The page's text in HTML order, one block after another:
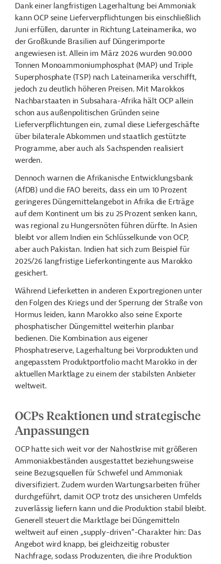
Dank einer langfristigen Lagerhaltung bei Ammoniak
kann OCP seine Lieferverpflichtungen bis einschließlich
Juni erfüllen, darunter in Richtung Lateinamerika, wo
der Großkunde Brasilien auf Düngerimporte
angewiesen ist. Allein im März 2026 wurden 90.000
Tonnen Monoammoniumphosphat (MAP) und Triple
Superphosphate (TSP) nach Lateinamerika verschifft,
jedoch zu deutlich höheren Preisen. Mit Marokkos
Nachbarstaaten in Subsahara-Afrika hält OCP allein
schon aus außenpolitischen Gründen seine
Lieferverpflichtungen ein, zumal diese Liefergeschäfte
über bilaterale Abkommen und staatlich gestützte
Programme, aber auch als Sachspenden realisiert
werden.
Dennoch warnen die Afrikanische Entwicklungsbank
(AfDB) und die FAO bereits, dass ein um 10 Prozent
geringeres Düngemittelangebot in Afrika die Erträge
auf dem Kontinent um bis zu 25 Prozent senken kann,
was regional zu Hungersnöten führen dürfte. In Asien
bleibt vor allem Indien ein Schlüsselkunde von OCP,
aber auch Pakistan. Indien hat sich zum Beispiel für
2025/26 langfristige Lieferkontingente aus Marokko
gesichert.
Während Lieferketten in anderen Exportregionen unter
den Folgen des Kriegs und der Sperrung der Straße von
Hormus leiden, kann Marokko also seine Exporte
phosphatischer Düngemittel weiterhin planbar
bedienen. Die Kombination aus eigener
Phosphatreserve, Lagerhaltung bei Vorprodukten und
angepasstem Produktportfolio macht Marokko in der
aktuellen Marktlage zu einem der stabilsten Anbieter
weltweit.
OCPs Reaktionen und strategische
Anpassungen
OCP hatte sich weit vor der Nahostkrise mit größeren
Ammoniakbeständen ausgestattet beziehungsweise
seine Bezugsquellen für Schwefel und Ammoniak
diversifiziert. Zudem wurden Wartungsarbeiten früher
durchgeführt, damit OCP trotz des unsicheren Umfelds
zuverlässig liefern kann und die Produktion stabil bleibt.
Generell steuert die Marktlage bei Düngemitteln
weltweit auf einen „supply-driven“-Charakter hin: Das
Angebot wird knapp, bei gleichzeitig robuster
Nachfrage, sodass Produzenten, die ihre Produktion